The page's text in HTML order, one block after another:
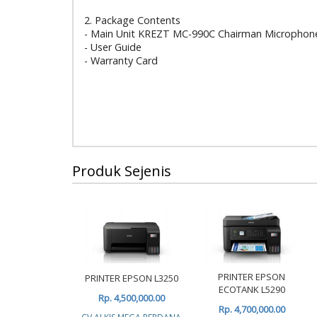
2. Package Contents
- Main Unit KREZT MC-990C Chairman
- User Guide
- Warranty Card
Produk Sejenis
PRINTER EPSON L3250
Rp. 4,500,000.00
PRINTER EPSON
ECOTANK L5290
Rp. 4,700,000.00